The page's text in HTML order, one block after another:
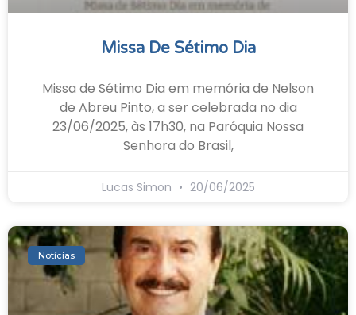
Missa De Sétimo Dia
Missa de Sétimo Dia em memória de Nelson
de Abreu Pinto, a ser celebrada no dia
23/06/2025, às 17h30, na Paróquia Nossa
Senhora do Brasil,
Lucas Simon 20/06/2025
Notícias